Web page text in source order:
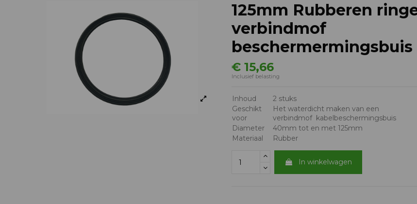
125mm Rubberen
verbindmof
beschermermingsbuis
€ 15,66
Inclusief belasting
Inhoud
2 stuks
Geschikt
voor
Het waterdicht maken van een
verbindmof kabelbeschermingsbuis
Diameter
40mm tot en met 125mm
Materiaal
Rubber
In winkelwagen